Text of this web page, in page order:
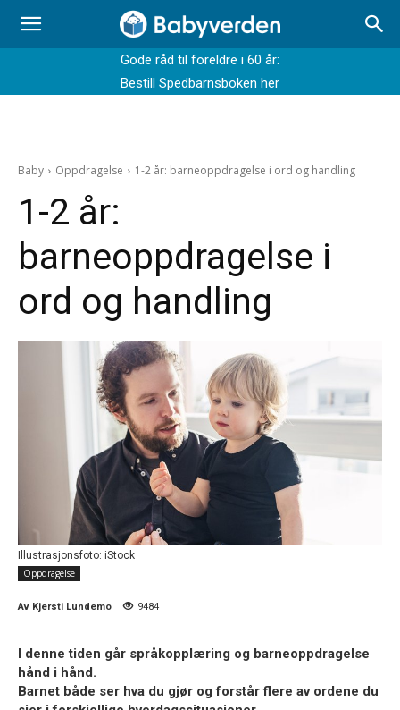
Gode råd til foreldre i 60 år:
Bestill Spedbarnsboken her
Baby Oppdragelse 1-2 år: barneoppdragelse i ord og handling
1-2 år:
barneoppdragelse i
ord og handling
Illustrasjonsfoto: iStock
Oppdragelse
Av Kjersti Lundemo 9484
I denne tiden går språkopplæring og barneoppdragelse
hånd i hånd.
Barnet både ser hva du gjør og forstår flere av ordene du